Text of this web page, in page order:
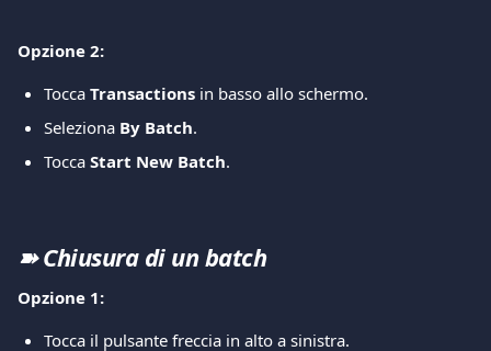
Opzione 2:
Tocca Transactions in basso allo schermo.
Seleziona By Batch.
Tocca Start New Batch.
➽ Chiusura di un batch
Opzione 1:
Tocca il pulsante freccia in alto a sinistra.